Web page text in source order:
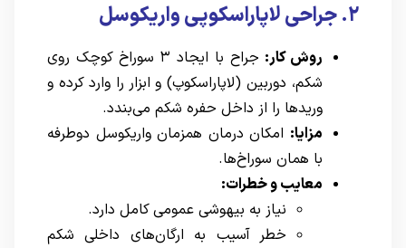
۲. جراحی لاپاراسکوپی واریکوسل
روش کار:
جراح با ایجاد ۳ سوراخ کوچک روی
شکم، دوربین (لاپاراسکوپ) و ابزار را وارد کرده و
وریدها را از داخل حفره شکم می‌بندد.
مزایا: امکان درمان همزمان واریکوسل دوطرفه
با همان سوراخ‌ها.
معایبو خطرات:
نیاز به بیهوشی عمومی کامل دارد.
خطر آسیب به ارگان‌های داخلی شکم